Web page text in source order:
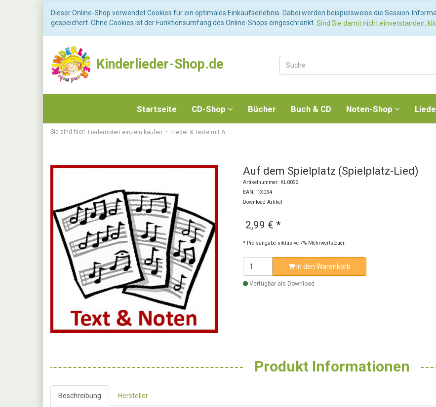
Dieser Online-Shop verwendet Cookies für ein optimales Einkaufserlebnis. Dabei werden beispielsweise die Session-
gespeichert. Ohne Cookies ist der Funktionsumfang des Online-Shops eingeschränkt. Sind Sie damit nicht einverstanden,
Kinderlieder-Shop.de
Startseite CD-Shop Bücher Buch & CD Noten-Shop
Sie sind hier: Liedernoten einzeln kaufen Lieder & Texte mit A
Auf dem Spielplatz (Spielplatz-Lied)
Artikelnummer: KL0092
EAN: TX034
Download-Artikel
2,99 € *
* Preisangabe inklusive 7% Mehrwertsteuer.
In den Warenkorb
Verfügbar als Download
Produkt Informationen
Beschreibung Hersteller